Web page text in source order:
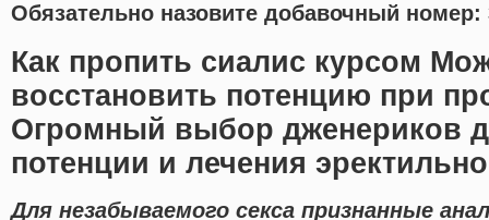
Обязательно назовите добавочный номер:
Как пропить сиалис курсом
восстановить потенцию при
Огромный выбор дженериков
потенции и лечения
Для незабываемого секса признанные